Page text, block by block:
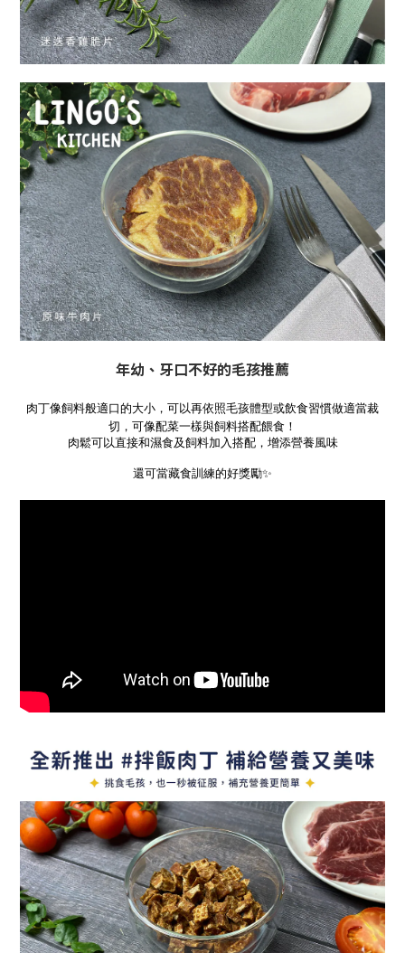
年幼、牙口不好的毛孩推薦
肉丁像飼料般適口的大小，可以再依照毛孩體型或飲食習慣做適當裁
切，可像配菜一樣與飼料搭配餵食！
肉鬆可以直接和濕食及飼料加入搭配，增添營養風味
還可當藏食訓練的好獎勵✨